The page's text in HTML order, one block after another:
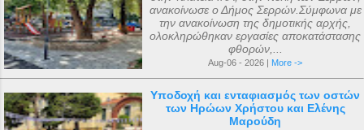
οποίος βρισκόταν τότε στο Γκάτσινα. Το
φθινόπωρο του ίδιου έτους, τα ιερά αυτά
αντικείμενα μεταφέρθηκαν στην Αγία
Πετρούπολη και τοποθετήθηκαν στα
χειμερινά ανάκτορα, μέσα στον ναό
αφιερωμένο ...
Μάριος αφού μετέφερε το θείο μύνημα ,
κοιμήθηκε σε ηλικία 5 ετών μετά από
μάχη με σοβαρή ασθένεια. Η ανέγερση
του ναού ξεκίνησε με εισφορές από την
κηδεία του μικρού Μάριου και
ολοκληρώθηκε με εισφορές από την
ανακοίνωσε ο Δήμος Σερρών.Σύμφωνα με
την ανακοίνωση της δημοτικής αρχής,
ολοκληρώθηκαν εργασίες αποκατάστασης
φθορών,...
Aug-06 - 2026 | More ->
Υποδοχή και ενταφιασμός των οστών
των Ηρώων Χρήστου και Ελένης
Μαρούδη